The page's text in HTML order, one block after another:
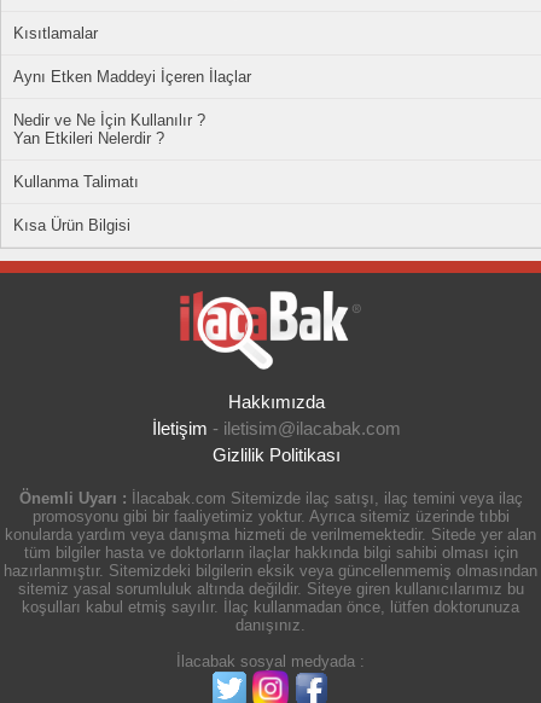
Kısıtlamalar
Aynı Etken Maddeyi İçeren İlaçlar
Nedir ve Ne İçin Kullanılır ?
Yan Etkileri Nelerdir ?
Kullanma Talimatı
Kısa Ürün Bilgisi
Hakkımızda
İletişim - iletisim@ilacabak.com
Gizlilik Politikası
Önemli Uyarı : İlacabak.com Sitemizde ilaç satışı, ilaç temini veya ilaç
promosyonu gibi bir faaliyetimiz yoktur. Ayrıca sitemiz üzerinde tıbbi
konularda yardım veya danışma hizmeti de verilmemektedir. Sitede yer alan
tüm bilgiler hasta ve doktorların ilaçlar hakkında bilgi sahibi olması için
hazırlanmıştır. Sitemizdeki bilgilerin eksik veya güncellenmemiş olmasından
sitemiz yasal sorumluluk altında değildir. Siteye giren kullanıcılarımız bu
koşulları kabul etmiş sayılır. İlaç kullanmadan önce, lütfen doktorunuza
danışınız.
İlacabak sosyal medyada :